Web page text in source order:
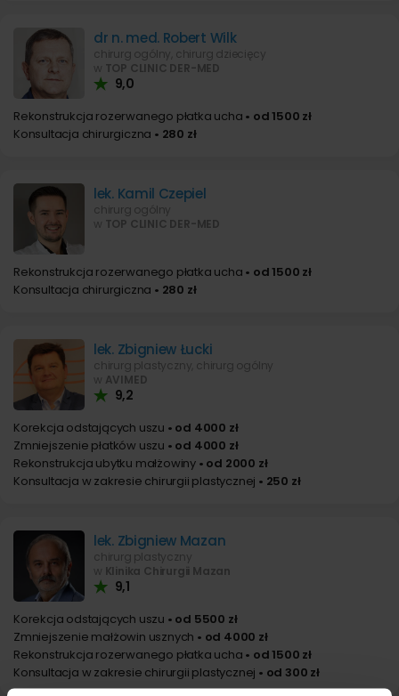
dr n. med. Robert Wilk
chirurg ogólny, chirurg dziecięcy
w TOP CLINIC DER-MED
9,0
Rekonstrukcja rozerwanego płatka ucha • od 1500 zł
Konsultacja chirurgiczna • 280 zł
lek. Kamil Czepiel
chirurg ogólny
w TOP CLINIC DER-MED
Rekonstrukcja rozerwanego płatka ucha • od 1500 zł
Konsultacja chirurgiczna • 280 zł
lek. Zbigniew Łucki
chirurg plastyczny, chirurg ogólny
w AVIMED
9,2
Korekcja odstających uszu • od 4000 zł
Zmniejszenie płatków uszu • od 4000 zł
Rekonstrukcja ubytku małżowiny • od 2000 zł
Konsultacja w zakresie chirurgii plastycznej • 250 zł
lek. Zbigniew Mazan
chirurg plastyczny
w Klinika Chirurgii Mazan
9,1
Korekcja odstających uszu • od 5500 zł
Zmniejszenie małżowin usznych • od 4000 zł
Rekonstrukcja rozerwanego płatka ucha • od 1500 zł
Konsultacja w zakresie chirurgii plastycznej • od 300 zł